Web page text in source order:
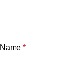
Name *